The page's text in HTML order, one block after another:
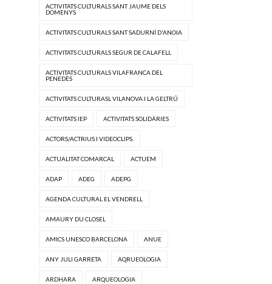
ACTIVITATS CULTURALS SANT JAUME DELS
DOMENYS
ACTIVITATS CULTURALS SANT SADURNÍ D'ANOIA
ACTIVITATS CULTURALS SEGUR DE CALAFELL
ACTIVITATS CULTURALS VILAFRANCA DEL
PENEDÈS
ACTIVITATS CULTURASL VILANOVA I LA GELTRÚ
ACTIVITATS IEP ACTIVITATS SOLIDÀRIES
ACTORS/ACTRIUS I VIDEOCLIPS.
ACTUALITAT COMARCAL ACTUEM
ADAP ADEG ADEPG
AGENDA CULTURAL EL VENDRELL
AMAURY DU CLOSEL
AMICS UNESCO BARCELONA ANUE
ANY JULI GARRETA AQRUEOLOGIA
ARDHARA ARQUEOLOGIA